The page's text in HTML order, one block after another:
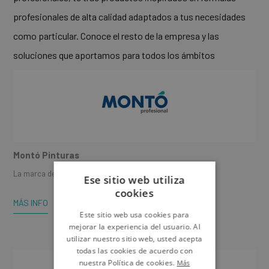
profesionales de alta calidad adaptados a tus necesidades
como particular. Conoce el resto de la empresa y las
soluciones que aportamos para todos los ámbitos
Montó Pinturas
La marca del profesional
MÁS INFO
Ese sitio web utiliza
cookies
Este sitio web usa cookies para
mejorar la experiencia del usuario. Al
utilizar nuestro sitio web, usted acepta
todas las cookies de acuerdo con
nuestra Política de cookies. Más